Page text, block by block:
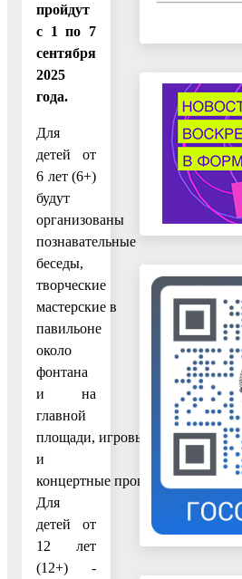
пройдут
с 1 по 7
сентября
2025
года.
Для
детей от
6 лет (6+)
будут
организованы
познавательные
беседы,
творческие
мастерские в
павильоне
около
фонтана
и на
главной
площади, игровые
и
концертные программы.
Для
детей от
12 лет
(12+) -